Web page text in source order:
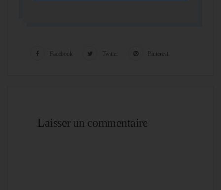
Facebook Twitter Pinterest
Laisser un commentaire